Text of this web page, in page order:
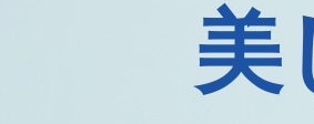
美